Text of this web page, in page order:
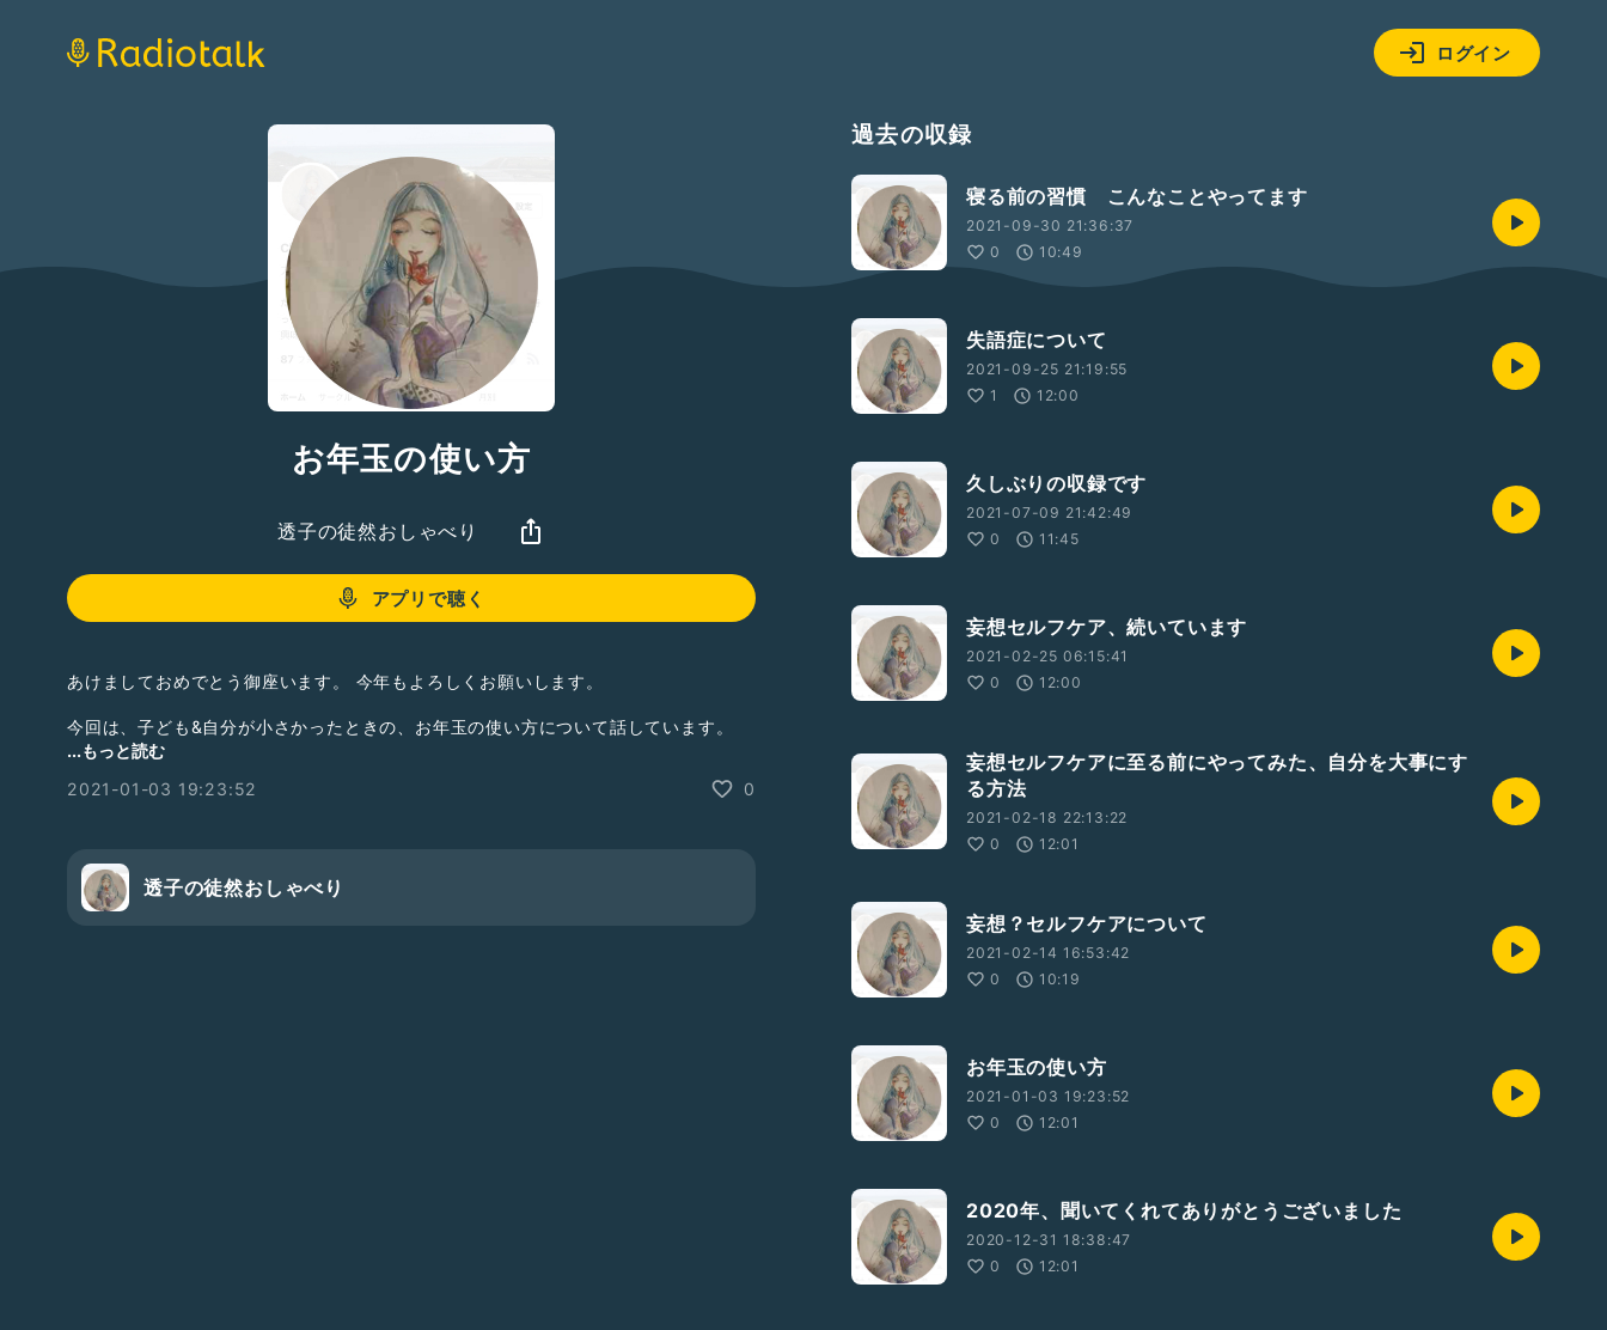
ログイン
お年玉の使い方
透子の徒然おしゃべり
アプリで聴く
あけましておめでとう御座います。 今年もよろしくお願いします。
今回は、子ども&自分が小さかったときの、お年玉の使い方について話しています。
皆様のおうちはどうですか？
...もっと読む
2021-01-03 19:23:52
0
透子の徒然おしゃべり
過去の収録
寝る前の習慣 こんなことやってます
2021-09-30 21:36:37
0
10:49
失語症について
2021-09-25 21:19:55
1
12:00
久しぶりの収録です
2021-07-09 21:42:49
0
11:45
妄想セルフケア、続いています
2021-02-25 06:15:41
0
12:00
妄想セルフケアに至る前にやってみた、自分を大事にす
る方法
2021-02-18 22:13:22
0
12:01
妄想？セルフケアについて
2021-02-14 16:53:42
0
10:19
お年玉の使い方
2021-01-03 19:23:52
0
12:01
2020年、聞いてくれてありがとうございました
2020-12-31 18:38:47
0
12:01